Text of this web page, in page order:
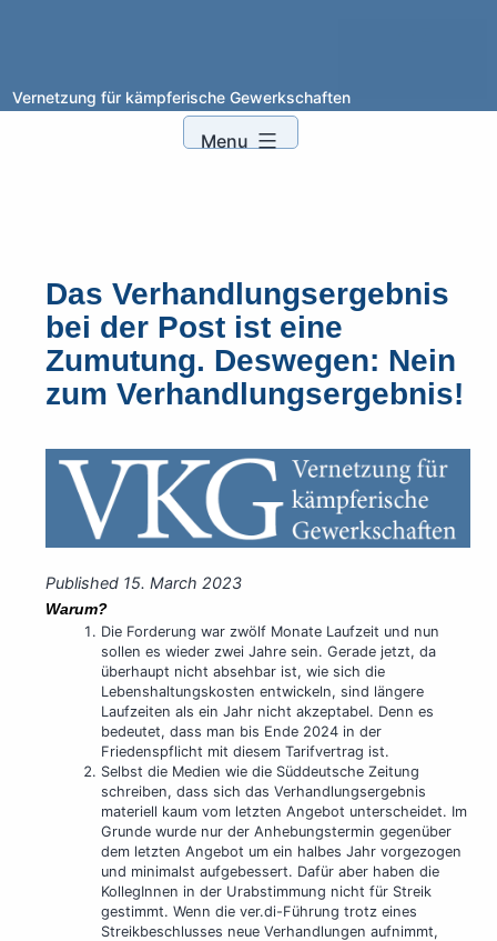
Skip
to
Vernetzung für kämpferische Gewerkschaften
Menu
Das Verhandlungsergebnis
bei der Post ist eine
Zumutung. Deswegen: Nein
zum Verhandlungsergebnis!
Published 15. March 2023
Warum?
Die Forderung war zwölf Monate Laufzeit und nun
sollen es wieder zwei Jahre sein. Gerade jetzt, da
überhaupt nicht absehbar ist, wie sich die
Lebenshaltungskosten entwickeln, sind längere
Laufzeiten als ein Jahr nicht akzeptabel. Denn es
bedeutet, dass man bis Ende 2024 in der
Friedenspflicht mit diesem Tarifvertrag ist.
Selbst die Medien wie die Süddeutsche Zeitung
schreiben, dass sich das Verhandlungsergebnis
materiell kaum vom letzten Angebot unterscheidet. Im
Grunde wurde nur der Anhebungstermin gegenüber
dem letzten Angebot um ein halbes Jahr vorgezogen
und minimalst aufgebessert. Dafür aber haben die
KollegInnen in der Urabstimmung nicht für Streik
gestimmt. Wenn die ver.di-Führung trotz eines
Streikbeschlusses neue Verhandlungen aufnimmt,